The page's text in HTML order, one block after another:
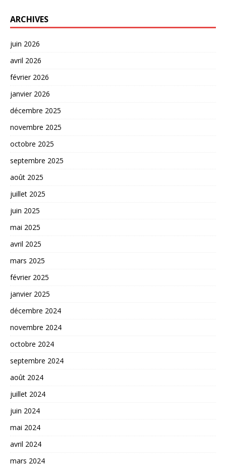
ARCHIVES
juin 2026
avril 2026
février 2026
janvier 2026
décembre 2025
novembre 2025
octobre 2025
septembre 2025
août 2025
juillet 2025
juin 2025
mai 2025
avril 2025
mars 2025
février 2025
janvier 2025
décembre 2024
novembre 2024
octobre 2024
septembre 2024
août 2024
juillet 2024
juin 2024
mai 2024
avril 2024
mars 2024